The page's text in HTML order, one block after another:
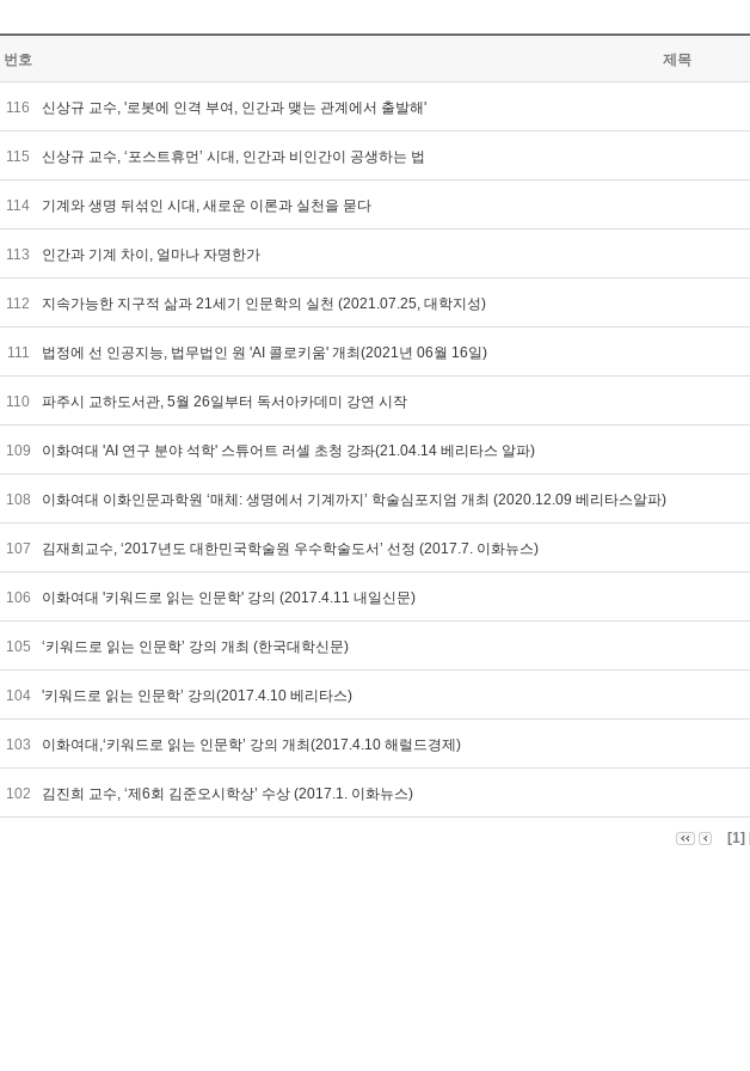
번호 제목
116 신상규 교수, '로봇에 인격 부여, 인간과 맺는 관계에서 출발해'
115 신상규 교수, ‘포스트휴먼’ 시대, 인간과 비인간이 공생하는 법
114 기계와 생명 뒤섞인 시대, 새로운 이론과 실천을 묻다
113 인간과 기계 차이, 얼마나 자명한가
112 지속가능한 지구적 삶과 21세기 인문학의 실천 (2021.07.25, 대학지성)
111 법정에 선 인공지능, 법무법인 원 'AI 콜로키움' 개최(2021년 06월 16일)
110 파주시 교하도서관, 5월 26일부터 독서아카데미 강연 시작
109 이화여대 'AI 연구 분야 석학' 스튜어트 러셀 초청 강좌(21.04.14 베리타스 알파)
108 이화여대 이화인문과학원 ‘매체: 생명에서 기계까지’ 학술심포지엄 개최 (2020.12.09 베리타스알파)
107 김재희교수, ‘2017년도 대한민국학술원 우수학술도서’ 선정 (2017.7. 이화뉴스)
106 이화여대 '키워드로 읽는 인문학' 강의 (2017.4.11 내일신문)
105 ‘키워드로 읽는 인문학’ 강의 개최 (한국대학신문)
104 '키워드로 읽는 인문학’ 강의(2017.4.10 베리타스)
103 이화여대,‘키워드로 읽는 인문학’ 강의 개최(2017.4.10 해럴드경제)
102 김진희 교수, ‘제6회 김준오시학상’ 수상 (2017.1. 이화뉴스)
[1]